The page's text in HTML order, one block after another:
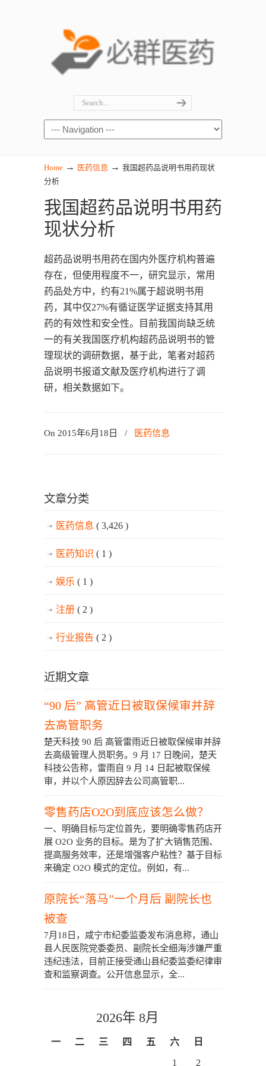
Home → 医药信息 → 我国超药品说明书用药现状
分析
我国超药品说明书用药
现状分析
超药品说明书用药在国内外医疗机构普遍
存在，但使用程度不一，研究显示，常用
药品处方中，约有21%属于超说明书用
药，其中仅27%有循证医学证据支持其用
药的有效性和安全性。目前我国尚缺乏统
一的有关我国医疗机构超药品说明书的管
理现状的调研数据，基于此，笔者对超药
品说明书报道文献及医疗机构进行了调
研，相关数据如下。
On 2015年6月18日 / 医药信息
文章分类
医药信息 ( 3,426 )
医药知识 ( 1 )
娱乐 ( 1 )
注册 ( 2 )
行业报告 ( 2 )
近期文章
“90 后” 高管近日被取保候审并辞
去高管职务
楚天科技 90 后 高管雷雨近日被取保候审并辞
去高级管理人员职务。9 月 17 日晚间，楚天
科技公告称，雷雨自 9 月 14 日起被取保候
审，并以个人原因辞去公司高管职...
零售药店O2O到底应该怎么做？
一、明确目标与定位首先，要明确零售药店开
展 O2O 业务的目标。是为了扩大销售范围、
提高服务效率，还是增强客户粘性？基于目标
来确定 O2O 模式的定位。例如，有...
原院长“落马”一个月后 副院长也
被查
7月18日，咸宁市纪委监委发布消息称，通山
县人民医院党委委员、副院长全细海涉嫌严重
违纪违法，目前正接受通山县纪委监委纪律审
查和监察调查。公开信息显示，全...
2026年 8月
一 二 三 四 五 六 日
1 2